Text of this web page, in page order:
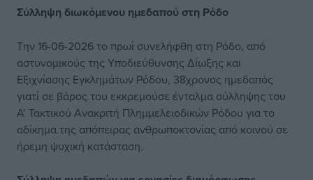
Σύλληψη διωκόμενου ημεδαπού στη Ρόδο
Την 16-06-2026 το πρωί συνελήφθη στη Ρόδο, από
αστυνομικούς της Υποδιεύθυνσης Δίωξης και
Εξιχνίασης Εγκλημάτων Ρόδου, 38χρονος ημεδαπός
γιατί σε βάρος του εκκρεμούσε ένταλμα σύλληψης του
Α’ Τακτικού Ανακριτή Πλημμελειοδικών Ρόδου για το
αδίκημα της απόπειρας ανθρωποκτονίας από κοινού σε
ήρεμη ψυχική κατάσταση.